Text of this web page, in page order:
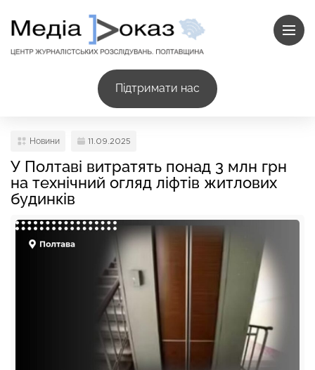
Підтримати нас
Новини 11.09.2025
У Полтаві витратять понад 3 млн грн
на технічний огляд ліфтів житлових
будинків